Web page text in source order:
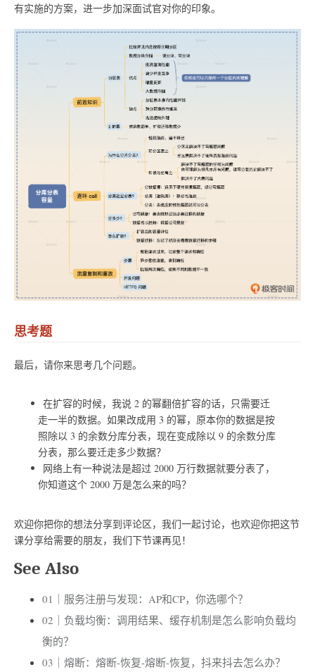
有实施的方案，进一步加深面试官对你的印象。
思考题
最后，请你来思考几个问题。
在扩容的时候，我说 2 的幂翻倍扩容的话，只需要迁
走一半的数据。如果改成用 3 的幂，原本你的数据是按
照除以 3 的余数分库分表，现在变成除以 9 的余数分库
分表，那么要迁走多少数据？
网络上有一种说法是超过 2000 万行数据就要分表了，
你知道这个 2000 万是怎么来的吗？
欢迎你把你的想法分享到评论区，我们一起讨论，也欢迎你把这节
课分享给需要的朋友，我们下节课再见！
See Also
01｜服务注册与发现：AP和CP，你选哪个？
02｜负载均衡：调用结果、缓存机制是怎么影响负载均
衡的？
03｜熔断：熔断-恢复-熔断-恢复，抖来抖去怎么办？